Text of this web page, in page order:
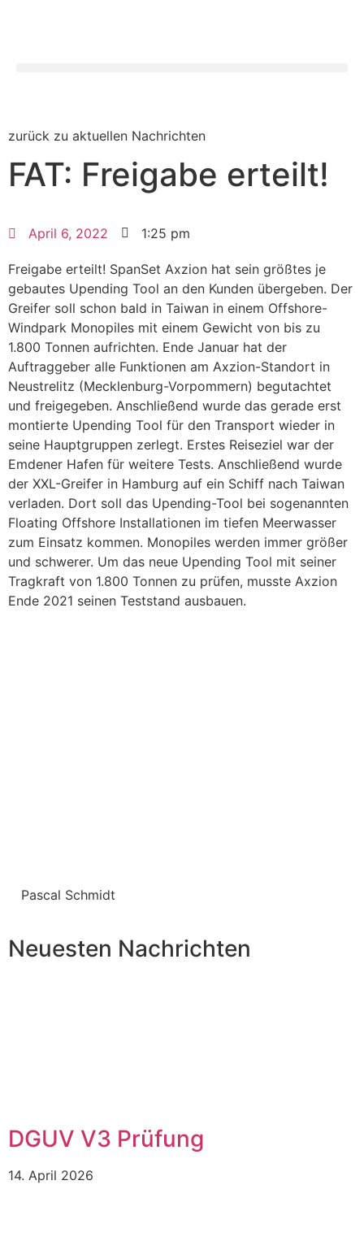
zurück zu aktuellen Nachrichten
FAT: Freigabe erteilt!
April 6, 2022 1:25 pm
Freigabe erteilt! SpanSet Axzion hat sein größtes je
gebautes Upending Tool an den Kunden übergeben. Der
Greifer soll schon bald in Taiwan in einem Offshore-
Windpark Monopiles mit einem Gewicht von bis zu
1.800 Tonnen aufrichten. Ende Januar hat der
Auftraggeber alle Funktionen am Axzion-Standort in
Neustrelitz (Mecklenburg-Vorpommern) begutachtet
und freigegeben. Anschließend wurde das gerade erst
montierte Upending Tool für den Transport wieder in
seine Hauptgruppen zerlegt. Erstes Reiseziel war der
Emdener Hafen für weitere Tests. Anschließend wurde
der XXL-Greifer in Hamburg auf ein Schiff nach Taiwan
verladen. Dort soll das Upending-Tool bei sogenannten
Floating Offshore Installationen im tiefen Meerwasser
zum Einsatz kommen. Monopiles werden immer größer
und schwerer. Um das neue Upending Tool mit seiner
Tragkraft von 1.800 Tonnen zu prüfen, musste Axzion
Ende 2021 seinen Teststand ausbauen.
Pascal Schmidt
Neuesten Nachrichten
DGUV V3 Prüfung
14. April 2026